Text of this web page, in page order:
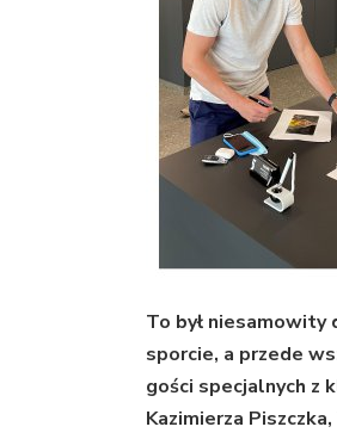
To był niesamowity
sporcie, a przede
gości specjalnych z
Kazimierza